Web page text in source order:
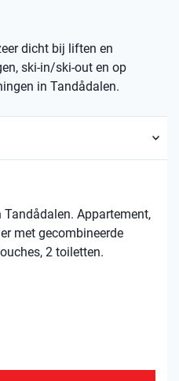
dicht bij liften en
ski-in/ski-out en op
in Tandådalen.
Appartement,
met gecombineerde
2 toiletten.